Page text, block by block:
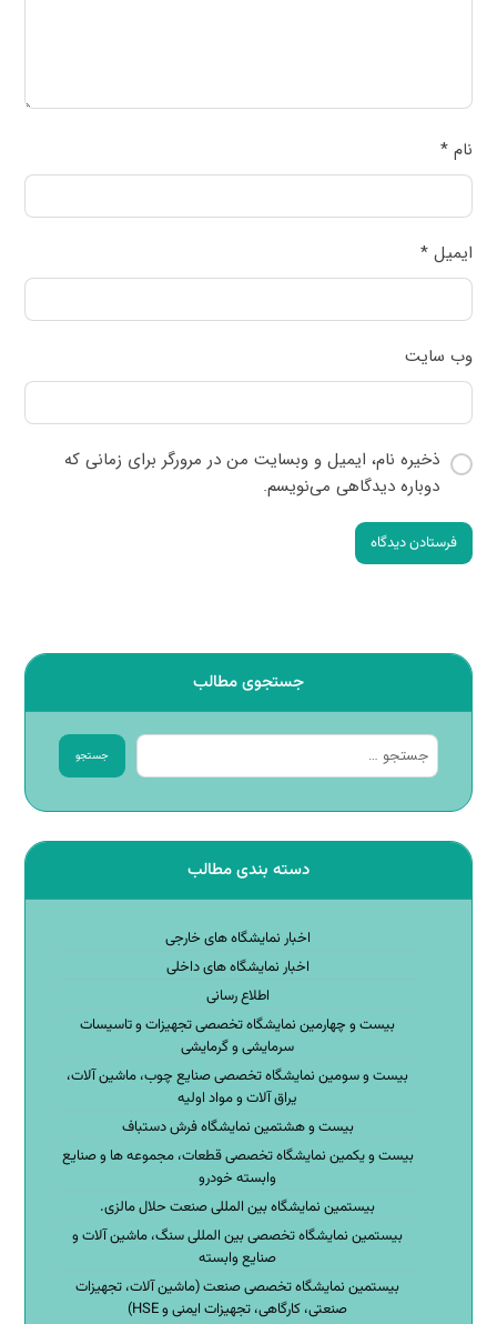
نام*
ایمیل*
وب‌ سایت
ذخیره نام، ایمیل و وبسایت من در مرورگر برای زمانی که
دوباره دیدگاهی می‌نویسم.
فرستادن دیدگاه
جستجوی مطالب
جستجو
دسته بندی مطالب
اخبار نمایشگاه های خارجی
اخبار نمایشگاه های داخلی
اطلاع رسانی
بیست و چهارمین نمایشگاه تخصصی تجهیزات و تاسیسات
سرمایشی و گرمایشی
بیست و سومین نمایشگاه تخصصی صنایع چوب، ماشین آلات،
یراق آلات و مواد اولیه
بیست و هشتمین نمایشگاه فرش دستباف
بیست و یکمین نمایشگاه تخصصی قطعات، مجموعه ها و صنایع
وابسته خودرو
بیستمین نمایشگاه بین المللی صنعت حلال مالزی.
بیستمین نمایشگاه تخصصی بین المللی سنگ، ماشین آلات و
صنایع وابسته
بیستمین نمایشگاه تخصصی صنعت (ماشین آلات، تجهیزات
صنعتی، کارگاهی، تجهیزات ایمنی و HSE)